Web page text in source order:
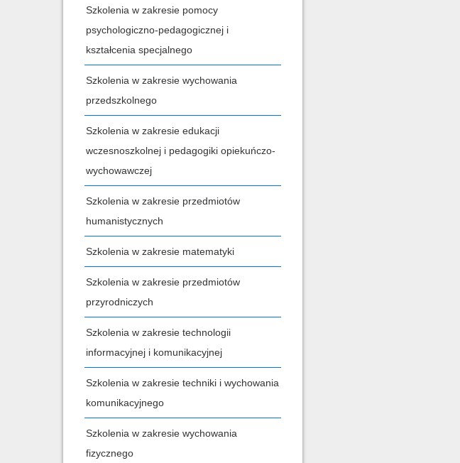
Szkolenia w zakresie pomocy
psychologiczno-pedagogicznej i
kształcenia specjalnego
Szkolenia w zakresie wychowania
przedszkolnego
Szkolenia w zakresie edukacji
wczesnoszkolnej i pedagogiki opiekuńczo-
wychowawczej
Szkolenia w zakresie przedmiotów
humanistycznych
Szkolenia w zakresie matematyki
Szkolenia w zakresie przedmiotów
przyrodniczych
Szkolenia w zakresie technologii
informacyjnej i komunikacyjnej
Szkolenia w zakresie techniki i wychowania
komunikacyjnego
Szkolenia w zakresie wychowania
fizycznego